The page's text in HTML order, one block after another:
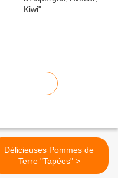
Délicieuses Pommes de
Terre "Tapées" >